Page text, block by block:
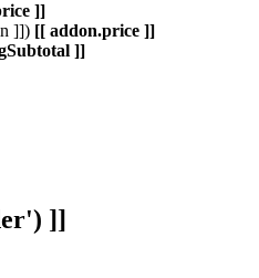
]]
]]) [[ addon.price ]]
]]
]]